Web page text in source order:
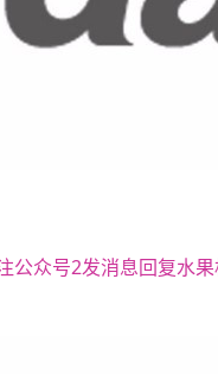
众号2发消息回复水